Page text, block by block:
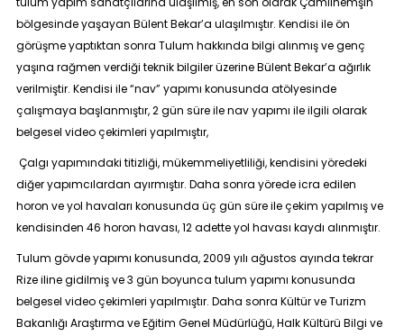
bölgesinde yaşayan Bülent Bekar’a ulaşılmıştır. Kendisi ile ön
görüşme yaptıktan sonra Tulum hakkında bilgi alınmış ve genç
yaşına rağmen verdiği teknik bilgiler üzerine Bülent Bekar’a ağırlık
verilmiştir. Kendisi ile “nav” yapımı konusunda atölyesinde
çalışmaya başlanmıştır, 2 gün süre ile nav yapımı ile ilgili olarak
belgesel video çekimleri yapılmıştır,
Çalgı yapımındaki titizliği, mükemmeliyetliliği, kendisini yöredeki
diğer yapımcılardan ayırmıştır. Daha sonra yörede icra edilen
horon ve yol havaları konusunda üç gün süre ile çekim yapılmış ve
kendisinden 46 horon havası, 12 adette yol havası kaydı alınmıştır.
Tulum gövde yapımı konusunda, 2009 yılı ağustos ayında tekrar
Rize iline gidilmiş ve 3 gün boyunca tulum yapımı konusunda
belgesel video çekimleri yapılmıştır. Daha sonra Kültür ve Turizm
Bakanlığı Araştırma ve Eğitim Genel Müdürlüğü, Halk Kültürü Bilgi ve